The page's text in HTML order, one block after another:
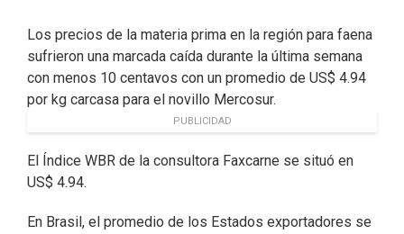
Los precios de la materia prima en la región para faena
sufrieron una marcada caída durante la última semana
con menos 10 centavos con un promedio de US$ 4.94
por kg carcasa para el novillo Mercosur.
PUBLICIDAD
El Índice WBR de la consultora Faxcarne se situó en
US$ 4.94.
En Brasil, el promedio de los Estados exportadores se